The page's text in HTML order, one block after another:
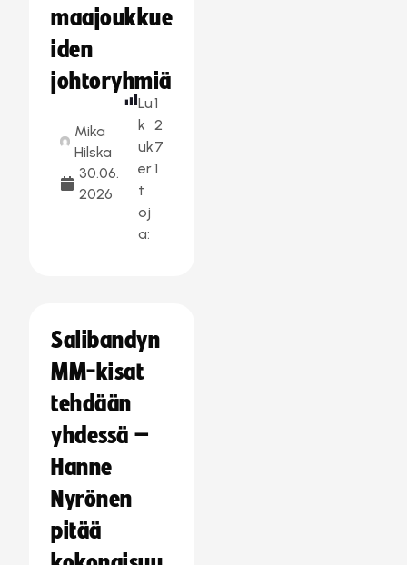
maajoukkue
iden
johtoryhmiä
Mika
Hilska
30.06.
2026
Lu
k
uk
er
t
oj
a:
1
2
7
1
Salibandyn
MM-kisat
tehdään
yhdessä –
Hanne
Nyrönen
pitää